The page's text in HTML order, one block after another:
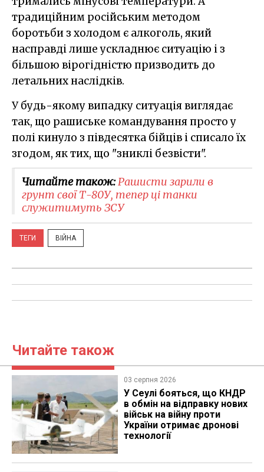
традиційним російським методом
боротьби з холодом є алкоголь, який
насправді лише ускладнює ситуацію і з
більшою вірогідністю призводить до
летальних наслідків.
У будь-якому випадку ситуація виглядає
так, що рашиське командування просто у
полі кинуло з півдесятка бійців і списало їх
згодом, як тих, що "зниклі безвісти".
Читайте також:Рашисти зарили в
грунт свої Т-80У, тепер ці танки
служитимуть ЗСУ
ТЕГИ ВІЙНА
Читайте також
03 серпня 2026
У Сеулі бояться, що КНДР
в обмін на відправку нових
військ на війну проти
України отримає дронові
технології